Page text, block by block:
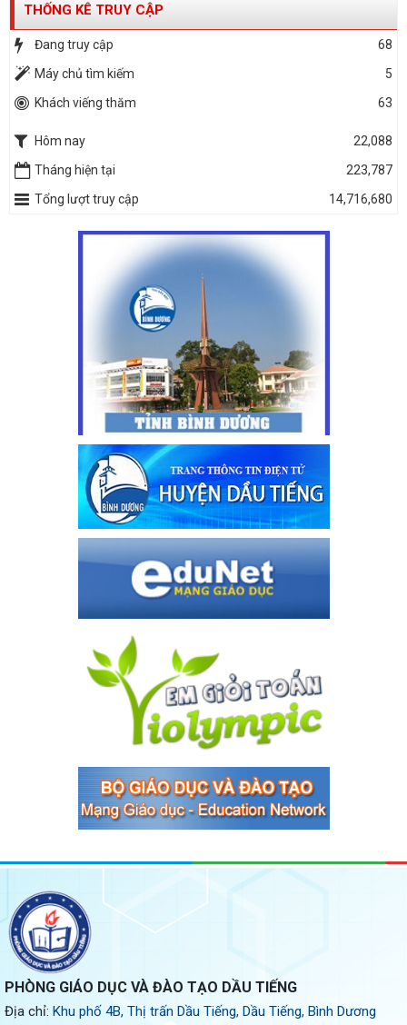
THỐNG KÊ TRUY CẬP
Đang truy cập
68
Máy chủ tìm kiếm
5
Khách viếng thăm
63
Hôm nay
22,088
Tháng hiện tại
223,787
Tổng lượt truy cập
14,716,680
PHÒNG GIÁO DỤC VÀ ĐÀO TẠO DẦU TIẾNG
Địa chỉ: Khu phố 4B, Thị trấn Dầu Tiếng, Dầu Tiếng, Bình Dương